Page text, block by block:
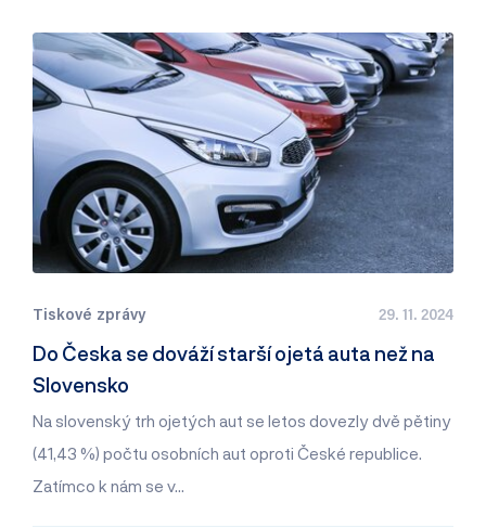
Tiskové zprávy 29. 11. 2024
Do Česka se dováží starší ojetá auta než na
Slovensko
Na slovenský trh ojetých aut se letos dovezly dvě pětiny
(41,43 %) počtu osobních aut oproti České republice.
Zatímco k nám se v…